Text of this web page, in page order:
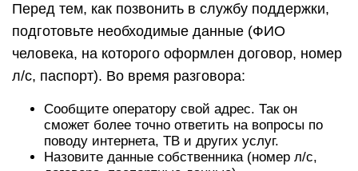
Перед тем, как позвонить в службу поддержки,
подготовьте необходимые данные (ФИО
человека, на которого оформлен договор, номер
л/с, паспорт). Во время разговора:
Сообщите оператору свой адрес. Так он
сможет более точно ответить на вопросы по
поводу интернета, ТВ и других услуг.
Назовите данные собственника (номер л/с,